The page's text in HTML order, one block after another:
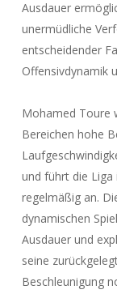
Ausdauer
unermüdliche
entscheidender
Offensivdynamik
Mohamed Toure
Bereichen hohe
und führt die Liga
regelmäßig an.
dynamischen
Ausdauer und
seine
Beschleunigung